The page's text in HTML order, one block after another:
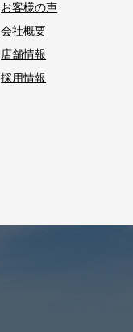
お客様の声
会社概要
店舗情報
採用情報